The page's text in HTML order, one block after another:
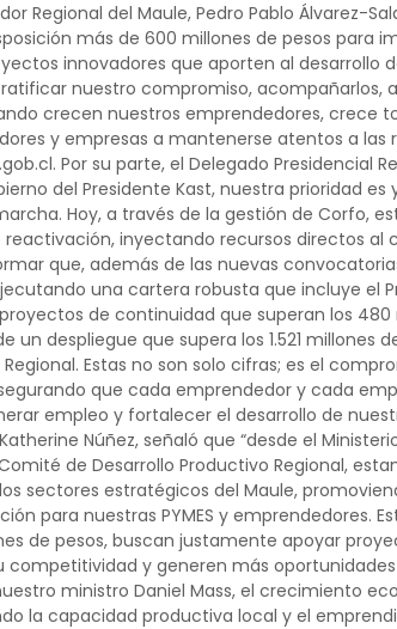
Regional del Maule, Pedro Pablo Álvarez-
más de 600 millones de pesos para
innovadores que aporten al desarrollo
nuestro compromiso, acompañarlos,
crecen nuestros emprendedores, crece
y empresas a mantenerse atentos a las
Por su parte, el Delegado Presidencial
del Presidente Kast, nuestra prioridad
Hoy, a través de la gestión de Corfo,
inyectando recursos directos al
que, además de las nuevas
una cartera robusta que incluye el
de continuidad que superan los
un despliegue que supera los 1.521 millones
Estas no son solo cifras; es el
que cada emprendedor y cada
empleo y fortalecer el desarrollo de
Núñez, señaló que “desde el
de Desarrollo Productivo Regional,
sectores estratégicos del Maule,
para nuestras PYMES y emprendedores.
de pesos, buscan justamente apoyar
competitividad y generen más
ministro Daniel Mass, el crecimiento
la capacidad productiva local y el